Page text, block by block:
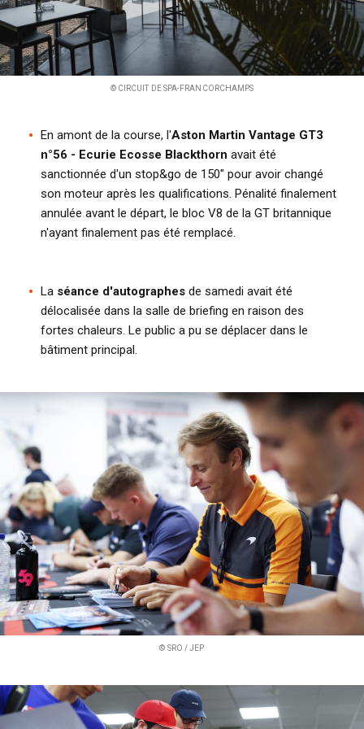
© CIRCUIT DE SPA-FRANCORCHAMPS
En amont de la course, l'Aston Martin Vantage GT3
n°56 - Ecurie Ecosse Blackthorn avait été
sanctionnée d'un stop&go de 150" pour avoir changé
son moteur après les qualifications. Pénalité finalement
annulée avant le départ, le bloc V8 de la GT britannique
n'ayant finalement pas été remplacé.
La séance d'autographes de samedi avait été
délocalisée dans la salle de briefing en raison des
fortes chaleurs. Le public a pu se déplacer dans le
bâtiment principal.
© SRO / JEP